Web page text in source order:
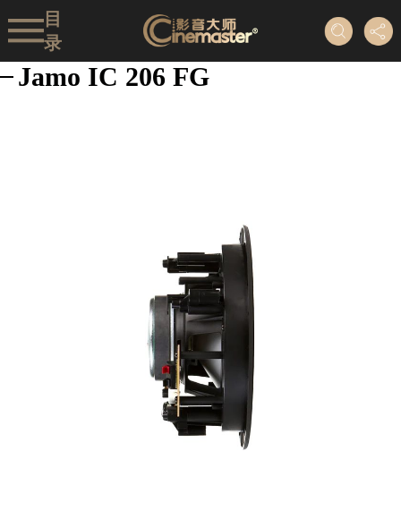
目
录
Jamo IC 206 FG